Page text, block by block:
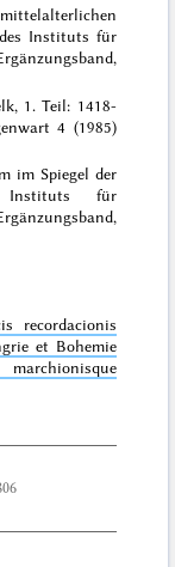
Instituts für
1. Teil: 1418-
4 (1985)
im Spiegel der
Instituts für
recordacionis
et Bohemie